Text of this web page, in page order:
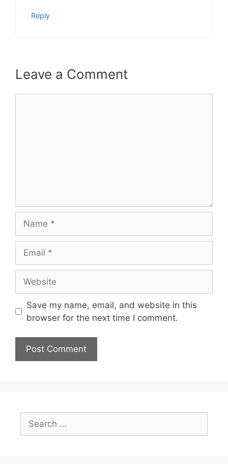
Reply
Leave a Comment
Save my name, email, and website in this
browser for the next time I comment.
Search
for: